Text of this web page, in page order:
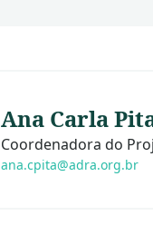
Ana Carla
Coordenadora do
ana.cpita@adra.org.br